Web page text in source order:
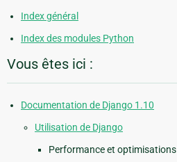
Index général
Index des modules Python
Vous êtes ici :
Documentation de Django 1.10
Utilisation de Django
Performance et optimisations